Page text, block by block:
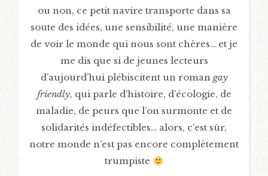
ou non, ce petit navire transporte dans sa
soute des idées, une sensibilité, une manière
de voir le monde qui nous sont chères… et je
me dis que si de jeunes lecteurs
d’aujourd’hui plébiscitent un roman gay
friendly, qui parle d’histoire, d’écologie, de
maladie, de peurs que l’on surmonte et de
solidarités indéfectibles… alors, c’est sûr,
notre monde n’est pas encore complètement
trumpiste